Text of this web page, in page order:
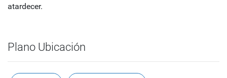
atardecer.
Plano Ubicación